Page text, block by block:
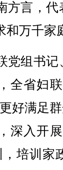
方言，
和万千家
组书记
全省妇
好满足
深入开
培训家